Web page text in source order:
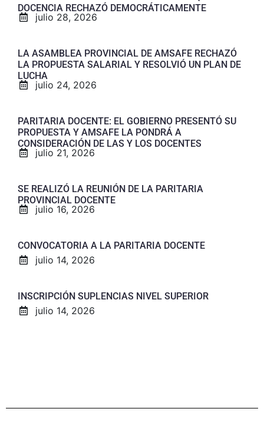
DOCENCIA RECHAZÓ DEMOCRÁTICAMENTE
julio 28, 2026
LA ASAMBLEA PROVINCIAL DE AMSAFE RECHAZÓ
LA PROPUESTA SALARIAL Y RESOLVIÓ UN PLAN DE
LUCHA
julio 24, 2026
PARITARIA DOCENTE: EL GOBIERNO PRESENTÓ SU
PROPUESTA Y AMSAFE LA PONDRÁ A
CONSIDERACIÓN DE LAS Y LOS DOCENTES
julio 21, 2026
SE REALIZÓ LA REUNIÓN DE LA PARITARIA
PROVINCIAL DOCENTE
julio 16, 2026
CONVOCATORIA A LA PARITARIA DOCENTE
julio 14, 2026
INSCRIPCIÓN SUPLENCIAS NIVEL SUPERIOR
julio 14, 2026